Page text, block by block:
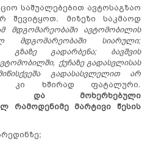
საშუალებებით ავტოსაგზაო
შევიტყოთ. მიზეზი საკმაოდ
მდგომარეობაში ავტომობილის
მდგომარეობაში სიარული;
გზაზე გადარბენა; ბავშვის
ქუჩაზე გადასვლისას
გადასასვლელით არ
კი ხშირად ფატალური.
და მოხერხებული
რამოდენიმე მარტივი წესის